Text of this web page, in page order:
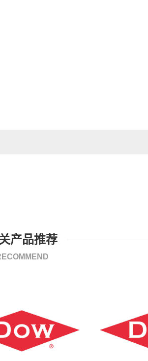
产品推荐